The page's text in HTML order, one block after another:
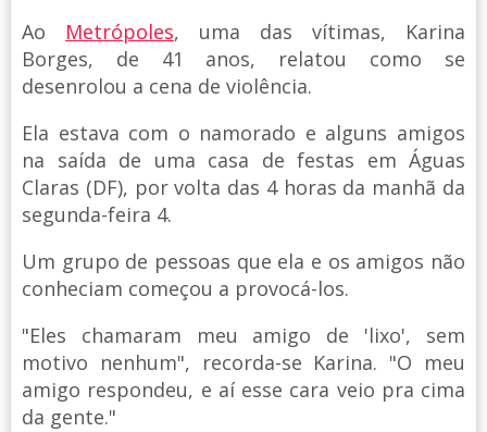
Ao Metrópoles, uma das vítimas, Karina
Borges, de 41 anos, relatou como se
desenrolou a cena de violência.
Ela estava com o namorado e alguns amigos
na saída de uma casa de festas em Águas
Claras (DF), por volta das 4 horas da manhã da
segunda-feira 4.
Um grupo de pessoas que ela e os amigos não
conheciam começou a provocá-los.
"Eles chamaram meu amigo de 'lixo', sem
motivo nenhum", recorda-se Karina. "O meu
amigo respondeu, e aí esse cara veio pra cima
da gente."